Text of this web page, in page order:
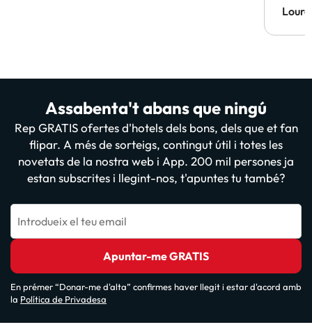
Assabenta't abans que ningú
Rep GRATIS ofertes d'hotels dels bons, dels que et fan
flipar. A més de sorteigs, contingut útil i totes les
novetats de la nostra web i App. 200 mil persones ja
estan subscrites i llegint-nos, t'apuntes tu també?
Introdueix el teu email
Apuntar-me GRATIS
En prémer “Donar-me d'alta” confirmes haver llegit i estar d'acord amb
la Política de Privadesa